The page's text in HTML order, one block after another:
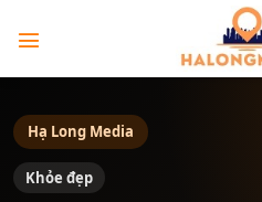
qua
Hạ Long Media
Khỏe đẹp